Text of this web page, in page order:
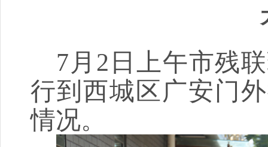
7月2日上午市残
行到西城区广安门
情况。